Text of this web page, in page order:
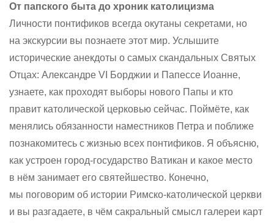
От папского быта до хроник католицизма
Личности понтификов всегда окутаны секретами, но
на экскурсии вы познаете этот мир. Услышите
исторические анекдоты о самых скандальных Святых
Отцах: Александре VI Борджии и Папессе Иоанне,
узнаете, как проходят выборы нового Папы и кто
правит католической церковью сейчас. Поймёте, как
менялись обязанности наместников Петра и поближе
познакомитесь с жизнью всех понтификов. Я объясню,
как устроен город-государство Ватикан и какое место
в нём занимает его святейшество. Конечно,
мы поговорим об истории Римско-католической церкви
и вы разгадаете, в чём сакральный смысл галереи карт